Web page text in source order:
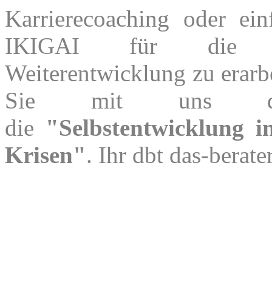
Karrierecoaching oder
IKIGAI für die
Weiterentwicklung zu
Sie mit uns
die "Selbstentwicklung
Krisen". Ihr dbt das-